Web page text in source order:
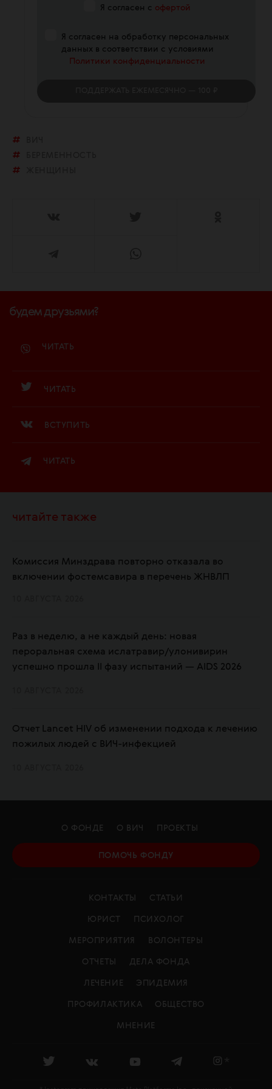
Я согласен с офертой
Я согласен на обработку персональных
данных в соответствии с условиями
Политики конфиденциальности
будем друзьями?
ЧИТАТЬ
ЧИТАТЬ
ВСТУПИТЬ
ЧИТАТЬ
читайте также
Комиссия Минздрава повторно отказала во
включении фостемсавира в перечень ЖНВЛП
Раз в неделю, а не каждый день: новая
пероральная схема ислатравир/улонивирин
успешно прошла II фазу испытаний — AIDS 2026
Отчет Lancet HIV об изменении подхода к лечению
пожилых людей с ВИЧ-инфекцией
О ФОНДЕ О ВИЧ ПРОЕКТЫ
ПОМОЧЬ ФОНДУ
КОНТАКТЫ СТАТЬИ
ЮРИСТ ПСИХОЛОГ
МЕРОПРИЯТИЯ ВОЛОНТЕРЫ
ОТЧЕТЫ ДЕЛА ФОНДА
ЛЕЧЕНИЕ ЭПИДЕМИЯ
ПРОФИЛАКТИКА ОБЩЕСТВО
МНЕНИЕ